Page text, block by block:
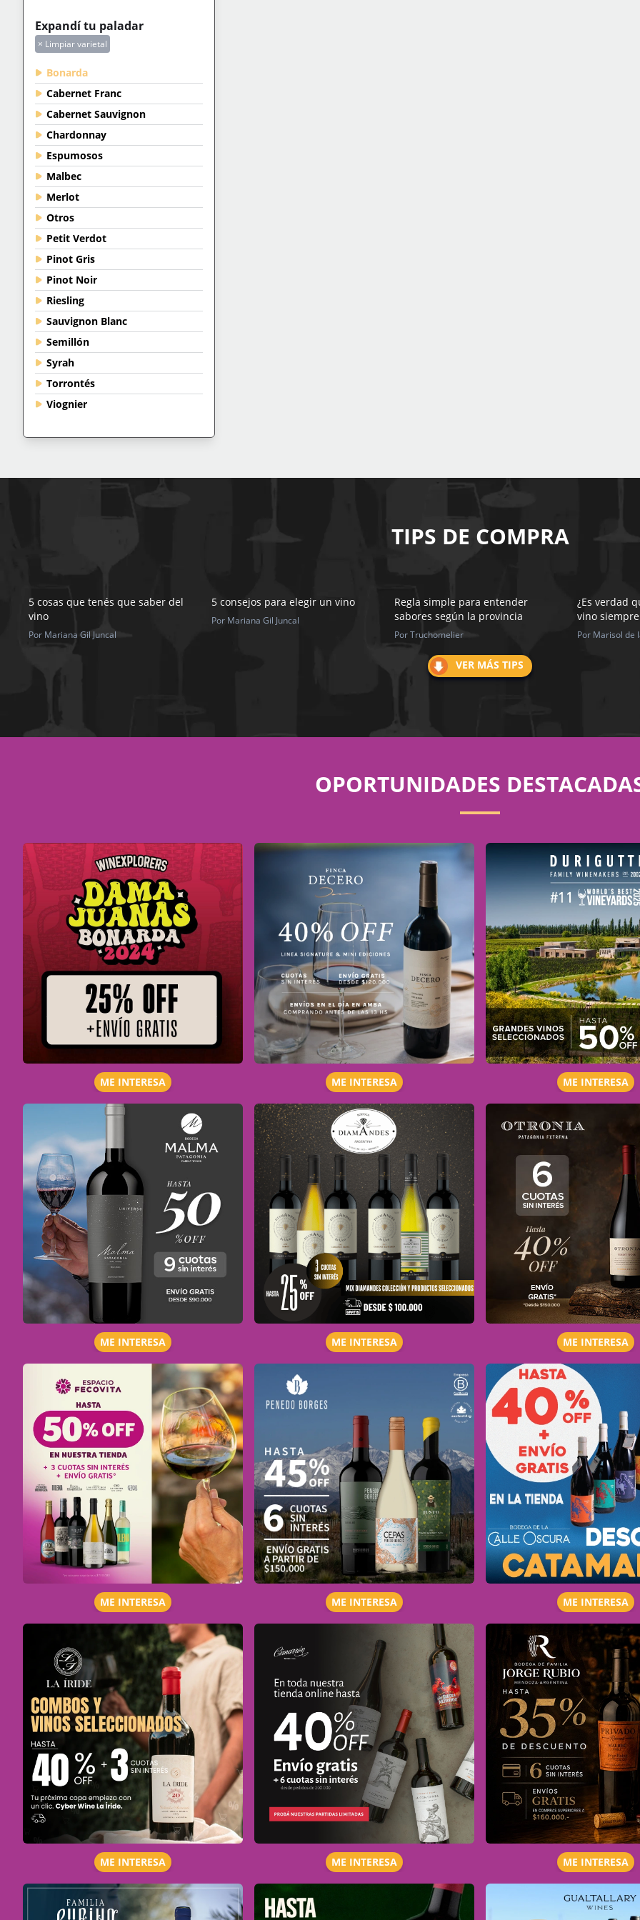
Expandí tu paladar
× Limpiar varietal
Bonarda
Cabernet Franc
Cabernet Sauvignon
Chardonnay
Espumosos
Malbec
Merlot
Otros
Petit Verdot
Pinot Gris
Pinot Noir
Riesling
Sauvignon Blanc
Semillón
Syrah
Torrontés
Viognier
TIPS DE COMPRA
5 cosas que tenés que saber del
vino
Por Mariana Gil Juncal
5 consejos para elegir un vino
Por Mariana Gil Juncal
Regla simple para entender
sabores según la provincia
Por Truchomelier
¿Es verdad
vino
Por Marisol de
VER MÁS TIPS
OPORTUNIDADES
ME INTERESA ME INTERESA ME INTERESA
ME INTERESA ME INTERESA ME INTERESA
ME INTERESA ME INTERESA ME INTERESA
ME INTERESA ME INTERESA ME INTERESA